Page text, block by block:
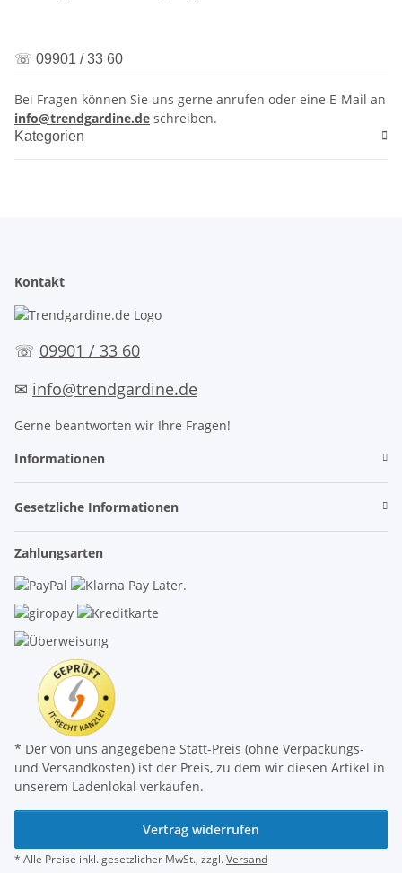
☏ 09901 / 33 60
Bei Fragen können Sie uns gerne anrufen oder eine E-Mail an
info@trendgardine.de schreiben.
Kategorien
Kontakt
☏ 09901 / 33 60
✉ info@trendgardine.de
Gerne beantworten wir Ihre Fragen!
Informationen
Gesetzliche Informationen
Zahlungsarten
* Der von uns angegebene Statt-Preis (ohne Verpackungs-
und Versandkosten) ist der Preis, zu dem wir diesen Artikel in
unserem Ladenlokal verkaufen.
Vertrag widerrufen
* Alle Preise inkl. gesetzlicher MwSt., zzgl.Versand